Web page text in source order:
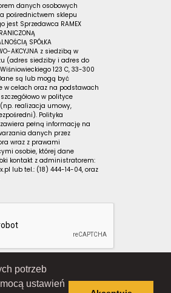
potrzeb
ustawień
danych osobowych
pośrednictwem sklepu
jest Sprzedawca RAMEX
SPÓŁKA
AKCYJNA z siedzibą w
(adres siedziby i adres do
123 C, 33-300
są lub mogą być
w celach oraz na podstawach
w polityce
realizacja umowy,
Polityka
pełną informację na
danych przez
wraz z prawami
osobie, której dane
kontakt z administratorem:
lub tel.: (18) 444-14-04, oraz
Nowy Sącz); wpisana do Rejestru
w Krakowie, XII Wydział